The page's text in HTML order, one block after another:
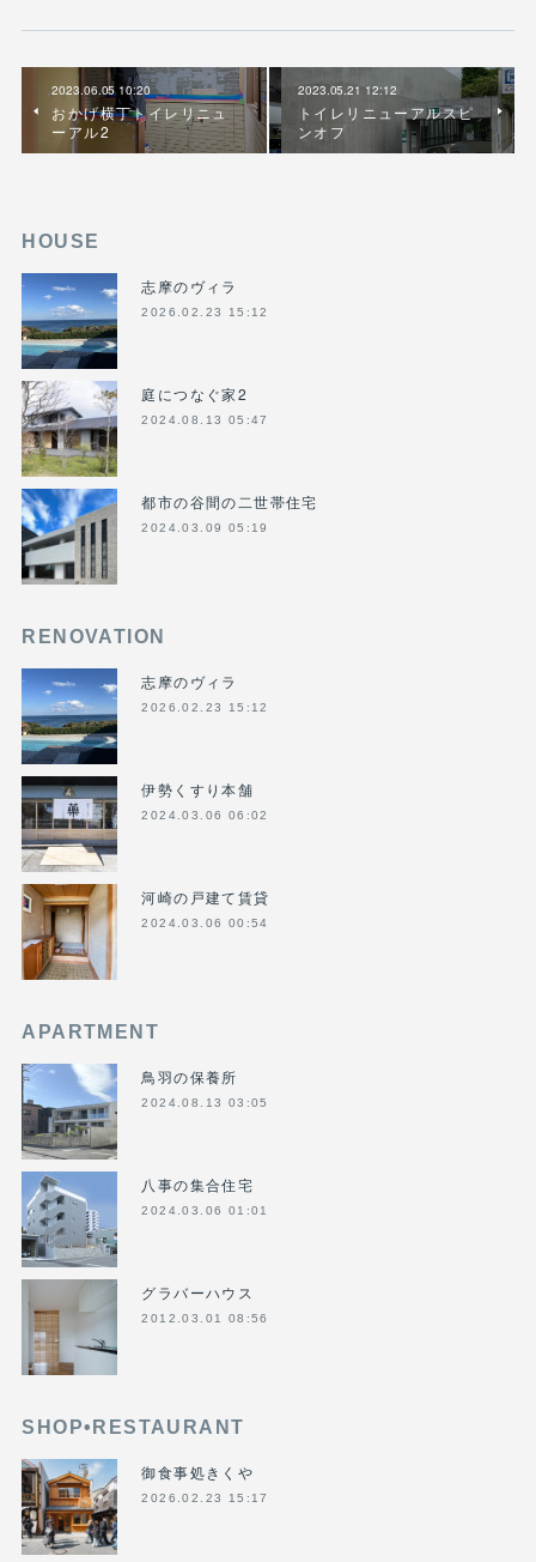
2023.06.05 10:20
おかげ横丁トイレリニュ
ーアル2
2023.05.21 12:12
トイレリニューアルスピ
ンオフ
HOUSE
志摩のヴィラ
2026.02.23 15:12
庭につなぐ家2
2024.08.13 05:47
都市の谷間の二世帯住宅
2024.03.09 05:19
RENOVATION
志摩のヴィラ
2026.02.23 15:12
伊勢くすり本舗
2024.03.06 06:02
河崎の戸建て賃貸
2024.03.06 00:54
APARTMENT
鳥羽の保養所
2024.08.13 03:05
八事の集合住宅
2024.03.06 01:01
グラバーハウス
2012.03.01 08:56
SHOP•RESTAURANT
御食事処きくや
2026.02.23 15:17